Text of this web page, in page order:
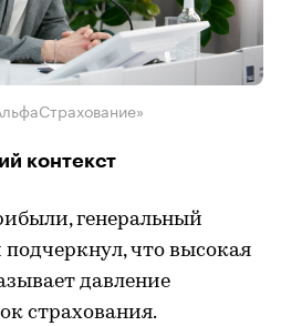
контекст
генеральный
что высокая
давление
страхования.